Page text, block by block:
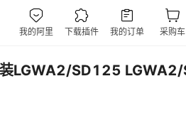
装LGWA2/SD125